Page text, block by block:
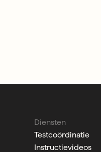
Diensten
Testcoördinatie
Instructievideos